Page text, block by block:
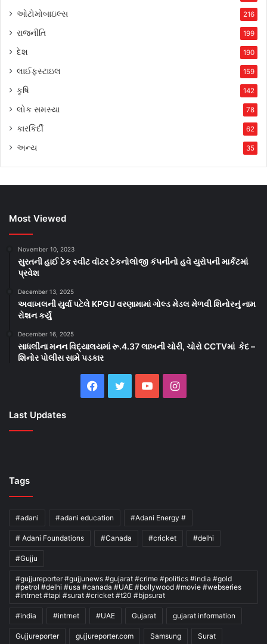
ઓટોમોબાઇલ્સ 216
રાજનીતિ 199
દેશ 190
લાઈફસ્ટાઇલ 159
કૃષિ 142
લોક સમસ્યા 78
કારકિર્દી 62
અન્ય 35
Most Viewed
November 10, 2023
સુરતની હાઈ ટેક સ્વીટ વૉટર ટેકનોલોજી કંપનીનો હવે યુરોપની માર્કેટમાં
પ્રવેશ
December 13, 2025
અવાખલની યુર્વા પટેલે KPGU વરણામામાં ગોલ્ડ મેડલ મેળવી શિનોરનું નામ
રોશન કર્યું
December 16, 2025
સાધલીના મનન વિદ્યાલયમાં રૂ.4.37 લાખની ચોરી, ચોરો CCTVમાં કેદ –
શિનોર પોલીસ સામે પડકાર
Facebook
Twitter YouTubeInstagram
Last Updates
Tags
#adani #adani education #Adani Energy #
# Adani Foundations #Canada #cricket #delhi
#Gujju
#gujjureporter #gujjunews #gujarat #crime #politics #india #gold
#petrol #delhi #usa #canada #UAE #bollywood #movie #webseries
#intrnet #tapi #surat #cricket #t20 #bjpsurat
#india #intrnet #UAE Gujarat gujarat information
Gujjureporter gujjureporter.com Samsung Surat